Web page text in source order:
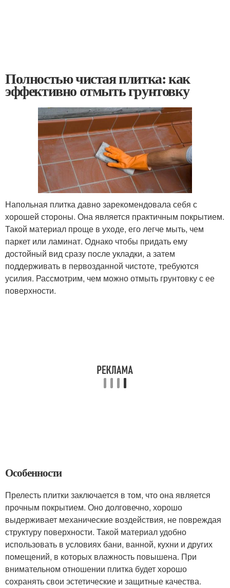
Полностью чистая плитка: как
эффективно отмыть грунтовку
Напольная плитка давно зарекомендовала себя с
хорошей стороны. Она является практичным покрытием.
Такой материал проще в уходе, его легче мыть, чем
паркет или ламинат. Однако чтобы придать ему
достойный вид сразу после укладки, а затем
поддерживать в первозданной чистоте, требуются
усилия. Рассмотрим, чем можно отмыть грунтовку с ее
поверхности.
Особенности
Прелесть плитки заключается в том, что она является
прочным покрытием. Оно долговечно, хорошо
выдерживает механические воздействия, не повреждая
структуру поверхности. Такой материал удобно
использовать в условиях бани, ванной, кухни и других
помещений, в которых влажность повышена. При
внимательном отношении плитка будет хорошо
сохранять свои эстетические и защитные качества.